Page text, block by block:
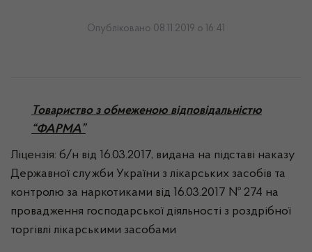
Опубліковано 08.11.2019 о 16:41
Товариство з обмеженою відповідальністю
“ФАРМА”
Ліцензія: б/н від 16.03.2017, видана на підставі наказу
Державної служби України з лікарських засобів та
контролю за наркотиками від 16.03.2017 № 274 на
провадження господарської діяльності з роздрібної
торгівлі лікарськими засобами